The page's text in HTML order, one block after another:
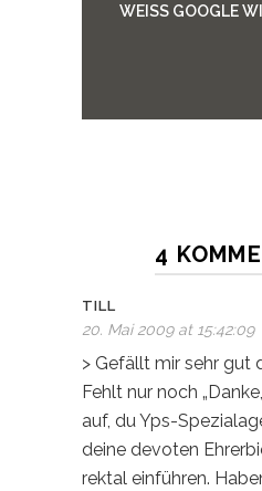
WEISS GOOGLE
4
TILL
20. Mai 2009 at 15:42:09
> Gefällt mir sehr gut
Fehlt nur noch
auf, du Yps-
deine devoten
rektal einführen.